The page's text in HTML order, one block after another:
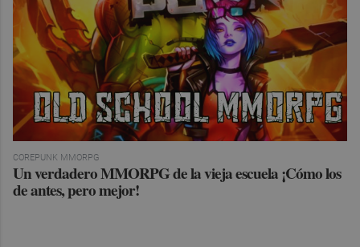
COREPUNK MMORPG
Un verdadero MMORPG de la vieja escuela ¡Cómo los
de antes, pero mejor!